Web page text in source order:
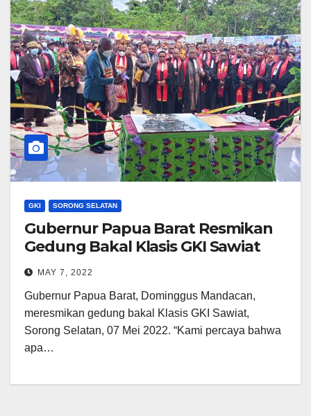
GKI SORONG SELATAN
Gubernur Papua Barat Resmikan
Gedung Bakal Klasis GKI Sawiat
MAY 7, 2022
Gubernur Papua Barat, Dominggus Mandacan,
meresmikan gedung bakal Klasis GKI Sawiat,
Sorong Selatan, 07 Mei 2022. “Kami percaya bahwa
apa…